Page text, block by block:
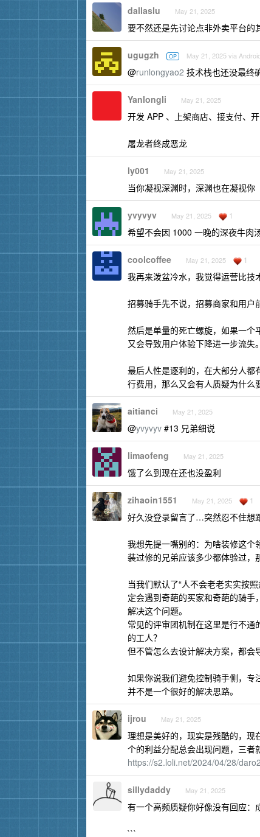
dallaslu May 21, 2025
要不然还是先讨论点非外卖平台的
ugugzh OP May 21, 2025 via Android
@runlongyao2 技术栈也还没最终
Yanlongli May 21, 2025
开发 APP 、上架商店、接支付、
屠龙者终成恶龙
ly001 May 21, 2025
当你凝视深渊时，深渊也在凝视你
yvyvyv May 21, 2025 1
希望不会因 1000 一晚的深夜牛肉
coolcoffee May 21, 2025 1
我再来泼盆冷水，我觉得运营比技
招募骑手先不说，招募商家和用户
然后是单量的死亡螺旋，如果一
又会导致用户体验下降进一步流失。
最后人性是逐利的，在大部分人
行费用，那么又会有人质疑为什么
aitianci May 21, 2025
@yvyvyv #13 兄弟细说
limaofeng May 21, 2025
饿了么到现在还也没盈利
zihaoin1551 May 21, 2025 1
好久没登录留言了…突然忍不住想
我想先提一嘴别的：为啥装修这个
装过修的兄弟应该多少都体验过，
当我们默认了“人不会老老实实按
定会遇到奇葩的买家和奇葩的骑
解决这个问题。
常见的评审团机制在这里是行不
的工人？
但不管怎么去设计解决方案，都
如果你说我们避免控制骑手侧，
并不是一个很好的解决思路。
ijrou May 21, 2025
理想是美好的，现实是残酷的，
个的利益分配总会出现问题，三者
https://s2.loli.net/2024/04/28/
sillydaddy May 21, 2025
有一个高频质疑你好像没有回应：
```